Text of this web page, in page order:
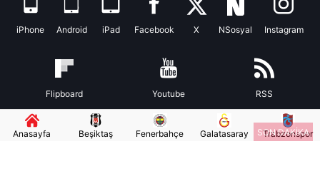
SON DAKİKA
iPhone Android iPad Facebook X NSosyal Instagram
Flipboard Youtube RSS
Anasayfa Beşiktaş Fenerbahçe Galatasaray Trabzonspor